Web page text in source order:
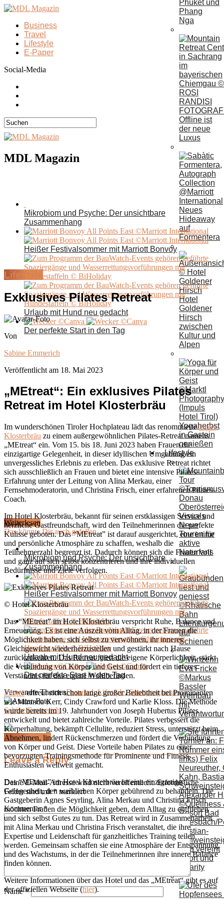
Business
Travel
Lifestyle
E-Paper
Social-Media
MDL Magazin
Phuket und
Phang
Nga
Offline ist
der neue
Luxus
Neues
Hideaway
auf
Formentera
Hotel
Goldener
Hirsch
zwischen
Kultur und
Alpen
Yogaherbst
in Gastein
genießen
Lifestyle
Neue
Touren für
aktive
Naturfans
auf
Schienen
Weinbau
mit
Bastian-
Cup vereint
Sport und
Charity
Mikrobiom und Psyche: Der unsichtbare
Zusammenhang
Heißer Festivalsommer mit Marriott Bonvoy
Urlaub mit Hund neu gedacht
Der perfekte Start in den Tag
Lifestyle
Exklusives Pilates Retreat
Von
Sabine Emmerich
Veröffentlicht am 18. Mai 2023
„MEtreat“: Ein exklusives Pilates
Retreat im Hotel Klosterbräu
Im wunderschönen Tiroler Hochplateau lädt das renommierteHotel
Klosterbräu zu einem außergewöhnlichen Pilates-Retreat namens
„MEtreat“ ein. Vom 15. bis 18. Juni 2023 haben Frauen die
einzigartige Gelegenheit, in dieser idyllischen Umgebung ein
unvergessliches Erlebnis zu erleben. Das exklusive Retreat richtet
sich ausschließlich an Frauen und bietet eine intensive Pilates-
Erfahrung unter der Leitung von Alina Merkau, einer
Fernsehmoderatorin, und Christina Frisch, einer erfahrenen Pilates-
Coach.
Im Hotel Klosterbräu, bekannt für seinen erstklassigen Service und
herzliche Gastfreundschaft, wird den Teilnehmerinnen die perfekte
Kulisse geboten. Das “MEtreat” ist darauf ausgerichtet, eine intime
und persönliche Atmosphäre zu schaffen, weshalb die
Teilnehmerzahl begrenzt ist. Dadurch können sich die Frauen voll
und ganz auf sich selbst konzentrieren und ihre individuellen
Bedürfnisse und Ziele verfolgen.
© Hotel Klosterbräu
Das “MEtreat” im Hotel Klosterbräu verspricht Ruhe, Balance und
Erneuerung. Es ist eine Auszeit vom Alltag, in der Frauen die
Möglichkeit haben, sich selbst zu verwöhnen, ihr inneres
Gleichgewicht wiederherzustellen und gestärkt nach Hause
zurückzukehren. Das Retreat feiert die eigene Körperlichkeit, stärkt
die Verbindung von Körper und Geist und fördert ein tieferes
Verständnis für das eigene Wohlbefinden.
Pilateserfreut sich schon lange großer Beliebtheit bei Prominenten
wie Miranda Kerr, Cindy Crawford und Karlie Kloss. Die Methode
wurde bereits im 19. Jahrhundert von Joseph Hubertus Pilates
entwickelt und bietet zahlreiche Vorteile. Pilates verbessert die
Körperhaltung, bekämpft Cellulite, reduziert Stress, unterstützt beim
Abnehmen, lindert Rückenschmerzen und fördert die Verbindung
von Körper und Geist. Diese Vorteile haben Pilates zu einer
bevorzugten Trainingsmethode für Prominente und Fitness-
Enthusiasten weltweit gemacht.
Das “MEtreat” im Hotel Klosterbräu ist eine einzigartige
Gelegenheit, den weiblichen Körper gebührend zu behandeln. Die
Gastgeberin Agnes Seyrling, Alina Merkau und Christina Frisch
möchten Frauen die Möglichkeit geben, dem Alltag zu entfliehen
und sich selbst Gutes zu tun. Das Retreat wird in Zusammenarbeit
mit Alina Merkau und Christina Frisch veranstaltet, die ihre
Expertise und Leidenschaft für ganzheitliches Training teilen
werden. Gemeinsam schaffen sie eine Atmosphäre der Entspannung
und des Wachstums, in der die Teilnehmerinnen ihre innere Balance
finden können.
Weitere Informationen über das Hotel und das „MEtreat“ gibt es auf
der offiziellen Webseite (hier).
Weiterlesen
Das könnte Dir auch gefallen...
Mikrobiom und Psyche: Der unsichtbare
Zusammenhang
Heißer Festivalsommer mit Marriott Bonvoy
Urlaub mit Hund neu gedacht
Der perfekte Start in den Tag
Verwandte ThemenFeatured,Lifestyle,Sportprogramm
Sabine Emmerich
Kommentieren
Leave a Reply
Deine E-Mail-Adresse wird nicht veröffentlicht. Erforderliche
Felder sind mit*markiert
Kommentar*
Name*